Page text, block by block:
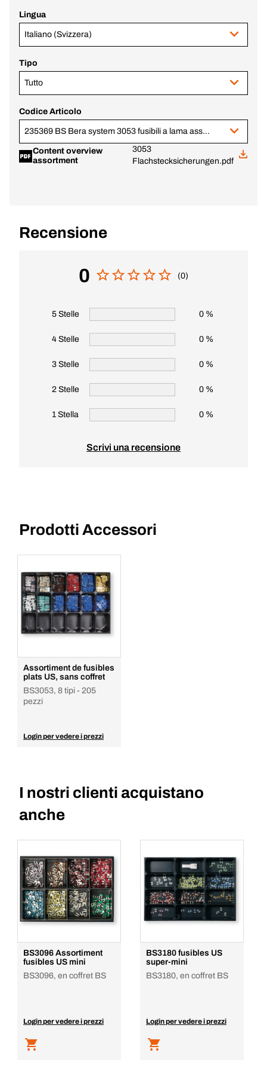
Lingua
Italiano (Svizzera)
Tipo
Tutto
Codice Articolo
235369 BS Bera system 3053 fusibili a lama assortimento
Content overview
assortment
3053
Flachstecksicherungen.pdf
Recensione
0 (0)
5 Stelle 0 %
4 Stelle 0 %
3 Stelle 0 %
2 Stelle 0 %
1 Stella 0 %
Scrivi una recensione
Prodotti Accessori
Assortiment de fusibles
plats US, sans coffret
BS3053, 8 tipi - 205
pezzi
Login per vedere i prezzi
I nostri clienti acquistano
anche
BS3096 Assortiment
fusibles US mini
BS3096, en coffret BS
Login per vedere i prezzi
BS3180 fusibles US
super-mini
BS3180, en coffret BS
Login per vedere i prezzi